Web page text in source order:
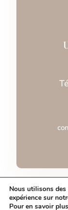
Nous utilisons
expérience sur
Pour en savoir